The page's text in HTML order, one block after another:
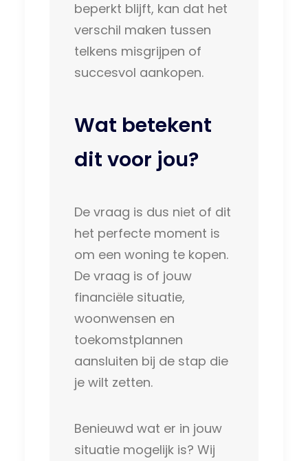
beperkt blijft, kan dat het
verschil maken tussen
telkens misgrijpen of
succesvol aankopen.
Wat betekent
dit voor jou?
De vraag is dus niet of dit
het perfecte moment is
om een woning te kopen.
De vraag is of jouw
financiële situatie,
woonwensen en
toekomstplannen
aansluiten bij de stap die
je wilt zetten.
Benieuwd wat er in jouw
situatie mogelijk is? Wij